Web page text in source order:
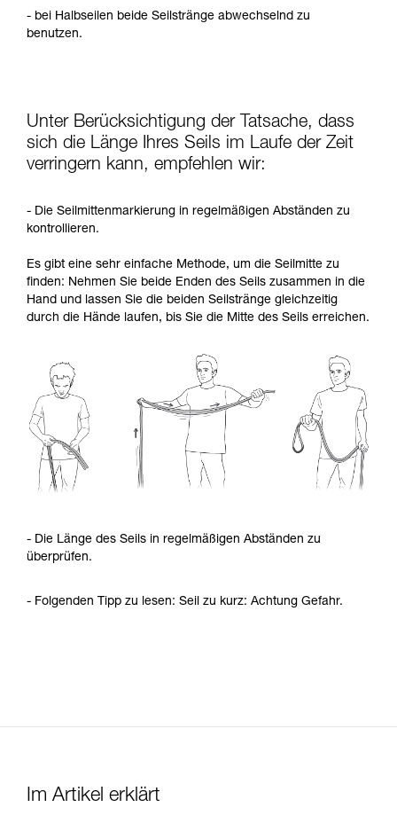
- bei Halbseilen beide Seilstränge abwechselnd zu
benutzen.
Unter Berücksichtigung der Tatsache, dass
sich die Länge Ihres Seils im Laufe der Zeit
verringern kann, empfehlen wir:
- Die Seilmittenmarkierung in regelmäßigen Abständen zu
kontrollieren.
Es gibt eine sehr einfache Methode, um die Seilmitte zu
finden: Nehmen Sie beide Enden des Seils zusammen in die
Hand und lassen Sie die beiden Seilstränge gleichzeitig
durch die Hände laufen, bis Sie die Mitte des Seils erreichen.
- Die Länge des Seils in regelmäßigen Abständen zu
überprüfen.
- Folgenden Tipp zu lesen: Seil zu kurz: Achtung Gefahr.
Im Artikel erklärt